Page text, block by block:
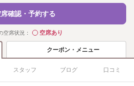
席確認・予約する
空席状況： ◯空席あり
クーポン・メニュー
スタッフ ブログ 口コミ